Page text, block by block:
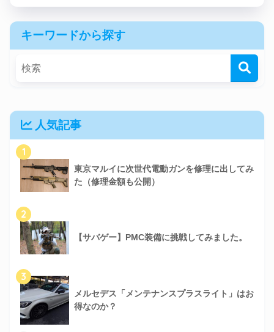
キーワードから探す
人気記事
1
東京マルイに次世代電動ガンを修理に出してみ
た（修理金額も公開）
2
【サバゲー】PMC装備に挑戦してみました。
3
メルセデス「メンテナンスプラスライト」はお
得なのか？